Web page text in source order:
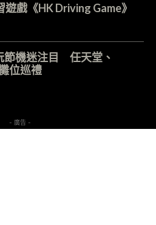
戲《HK Driving Game》
節機迷注目 任天堂、
位巡禮
- 廣告 -